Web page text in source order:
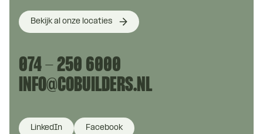
Bekijk al onze locaties
074 - 250 6000
INFO@COBUILDERS.NL
LinkedIn Facebook